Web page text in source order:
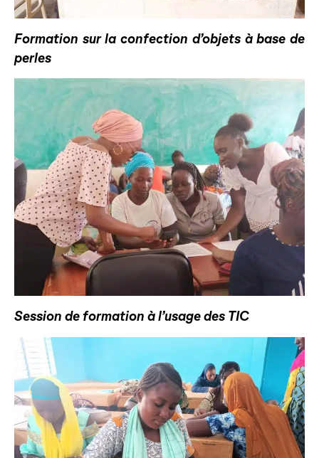
Formation sur la confection d’objets à base de
perles
Session de formation à l’usage des TIC